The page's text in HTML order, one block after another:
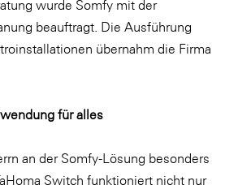
wurde Somfy mit der
beauftragt. Die Ausführung
übernahm die Firma
für alles
an der Somfy-Lösung besonders
Switch funktioniert nicht nur